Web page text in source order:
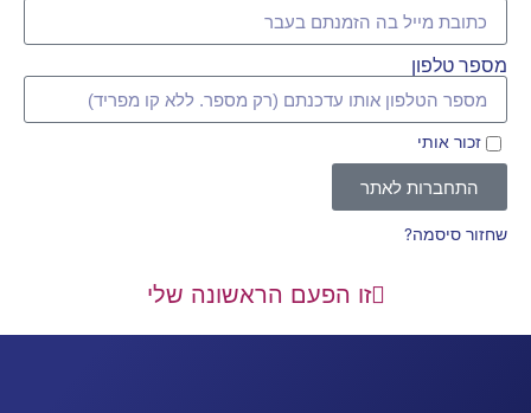
זו הפעם הראשונה שלי
מספר טלפון
זכור אותי
התחברות לאתר
שחזור סיסמה?